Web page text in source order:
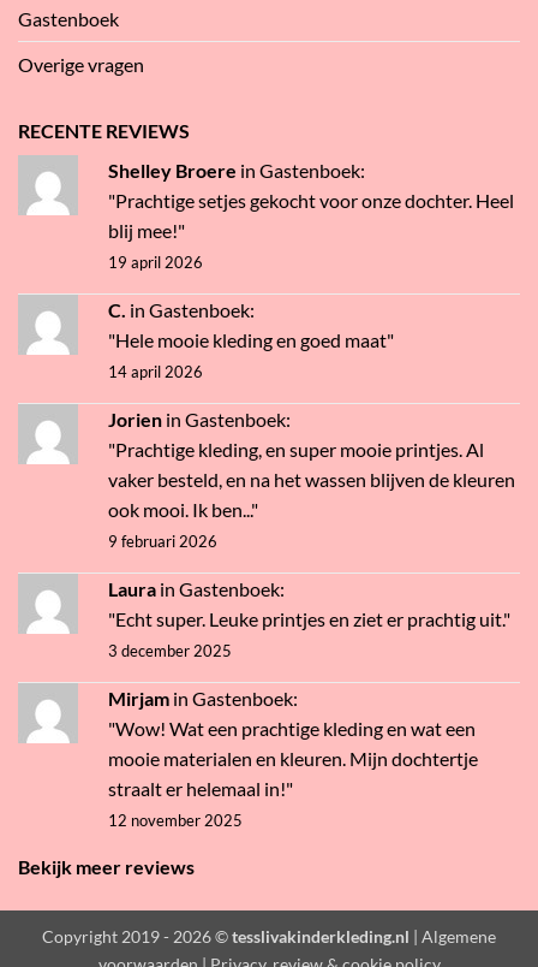
Gastenboek
Overige vragen
RECENTE REVIEWS
Shelley Broere in Gastenboek:
"Prachtige setjes gekocht voor onze dochter. Heel
blij mee!"
19 april 2026
C. in Gastenboek:
"Hele mooie kleding en goed maat"
14 april 2026
Jorien in Gastenboek:
"Prachtige kleding, en super mooie printjes. Al
vaker besteld, en na het wassen blijven de kleuren
ook mooi. Ik ben..."
9 februari 2026
Laura in Gastenboek:
"Echt super. Leuke printjes en ziet er prachtig uit."
3 december 2025
Mirjam in Gastenboek:
"Wow! Wat een prachtige kleding en wat een
mooie materialen en kleuren. Mijn dochtertje
straalt er helemaal in!"
12 november 2025
Bekijk meer reviews
Copyright 2019 - 2026 ©tesslivakinderkleding.nl | Algemene